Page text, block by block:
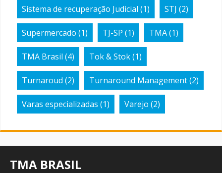
Sistema de recuperação Judicial (1) STJ (2)
Supermercado (1) TJ-SP (1) TMA(1)
TMA Brasil (4) Tok & Stok(1)
Turnaroud (2) Turnaround Management(2)
Varas especializadas (1) Varejo (2)
TMA BRASIL